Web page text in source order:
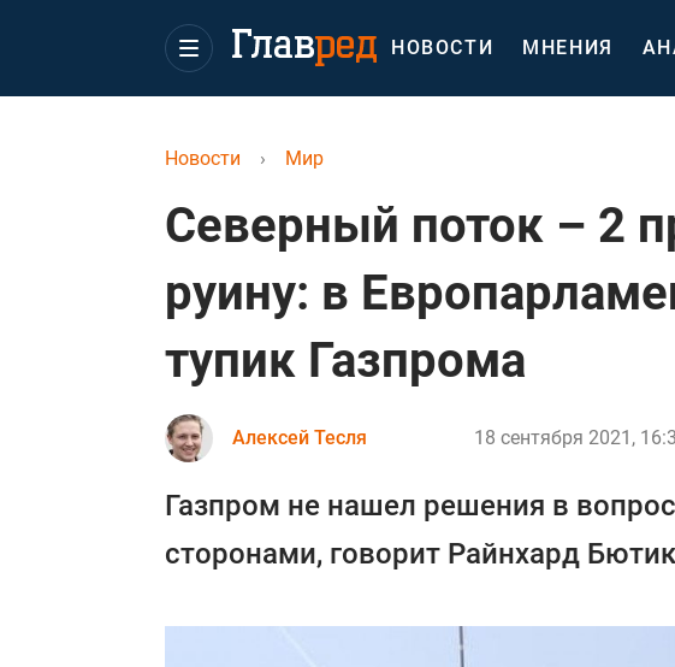
НОВОСТИ МНЕНИЯ
Новости › Мир
Северный поток – 2
руину: в
тупик Газпрома
Алексей Тесля 18 сентября 2021,
Газпром не нашел решения в
сторонами, говорит Райнхард